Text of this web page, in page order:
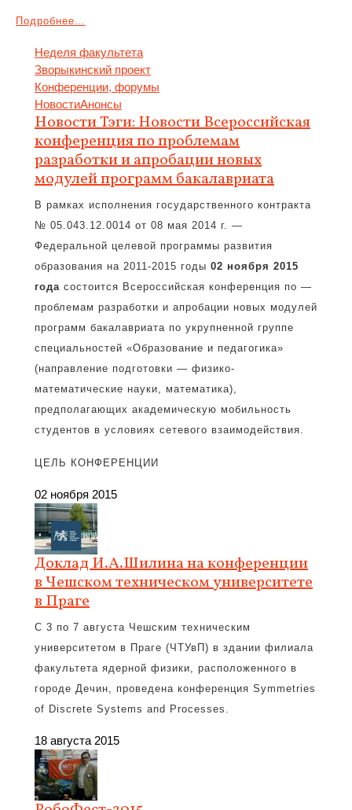
Подробнее…
Неделя факультета
Зворыкинский проект
Конференции, форумы
НовостиАнонсы
Новости Тэги: Новости Всероссийская
конференция по проблемам
разработки и апробации новых
модулей программ бакалавриата
В рамках исполнения государственного контракта
№ 05.043.12.0014 от 08 мая 2014 г. —
Федеральной целевой программы развития
образования на 2011-2015 годы 02 ноября 2015
года состоится Всероссийская конференция по —
проблемам разработки и апробации новых модулей
программ бакалавриата по укрупненной группе
специальностей «Образование и педагогика»
(направление подготовки — физико-
математические науки, математика),
предполагающих академическую мобильность
студентов в условиях сетевого взаимодействия.
ЦЕЛЬ КОНФЕРЕНЦИИ
02 ноября 2015
Доклад И.А.Шилина на конференции
в Чешском техническом университете
в Праге
С 3 по 7 августа Чешским техническим
университетом в Праге (ЧТУвП) в здании филиала
факультета ядерной физики, расположенного в
городе Дечин, проведена конференция Symmetries
of Discrete Systems and Processes.
18 августа 2015